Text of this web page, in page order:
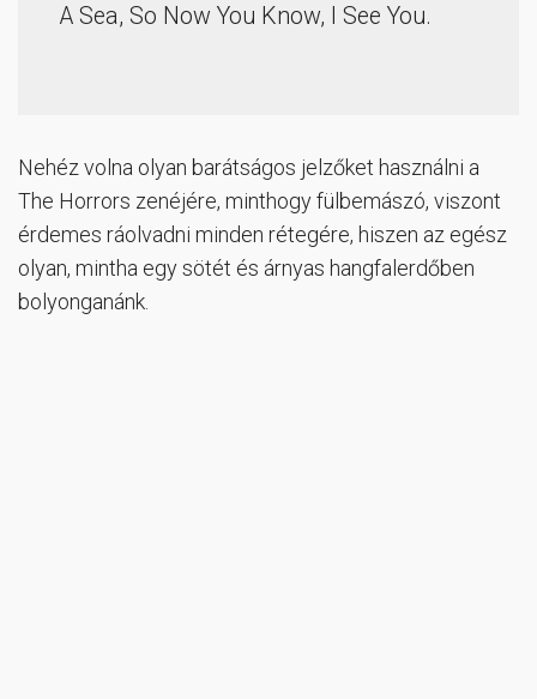
A Sea, So Now You Know, I See You.
Nehéz volna olyan barátságos jelzőket használni a
The Horrors zenéjére, minthogy fülbemászó, viszont
érdemes ráolvadni minden rétegére, hiszen az egész
olyan, mintha egy sötét és árnyas hangfalerdőben
bolyonganánk.